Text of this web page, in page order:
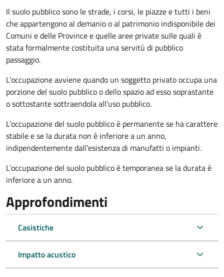
Il suolo pubblico sono le strade, i corsi, le piazze e tutti i beni
che appartengono al demanio o al patrimonio indisponibile dei
Comuni e delle Province e quelle aree private sulle quali è
stata formalmente costituita una servitù di pubblico
passaggio.
L’occupazione avviene quando un soggetto privato occupa una
porzione del suolo pubblico o dello spazio ad esso soprastante
o sottostante sottraendola all'uso pubblico.
L’occupazione del suolo pubblico è permanente se ha carattere
stabile e se la durata non è inferiore a un anno,
indipendentemente dall’esistenza di manufatti o impianti.
L’occupazione del suolo pubblico è temporanea se la durata è
inferiore a un anno.
Approfondimenti
Casistiche
Impatto acustico